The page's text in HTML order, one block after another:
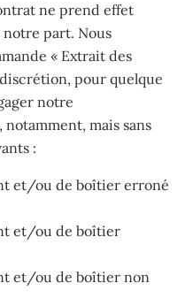
ne prend effet
part. Nous
« Extrait des
pour quelque
notre
mais sans
:
et/ou de boîtier erroné
et/ou de boîtier
et/ou de boîtier non